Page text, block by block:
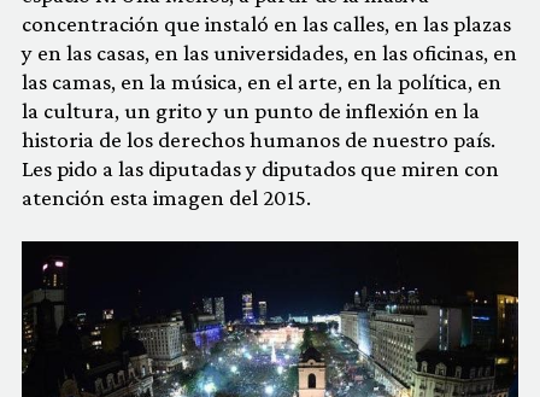
concentración que instaló en las calles, en las plazas
y en las casas, en las universidades, en las oficinas, en
las camas, en la música, en el arte, en la política, en
la cultura, un grito y un punto de inflexión en la
historia de los derechos humanos de nuestro país.
Les pido a las diputadas y diputados que miren con
atención esta imagen del 2015.